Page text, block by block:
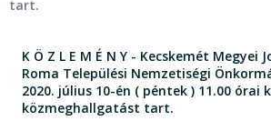
tart.
K Ö Z L E M É N Y - Kecskemét Megyei
Roma Települési Nemzetiségi
2020. július 10-én ( péntek ) 11.00 órai
közmeghallgatást tart.